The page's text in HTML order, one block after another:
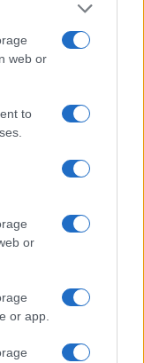
web or
to
or
or app.
e la moda delle